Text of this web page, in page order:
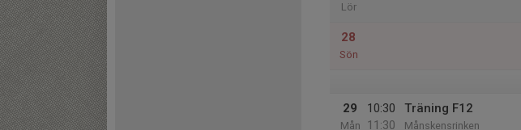
Lör
28
Sön
29
Mån
10:30
11:30
Träning F12
Månskensrinken